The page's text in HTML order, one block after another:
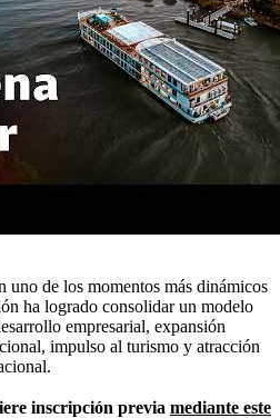
uno de los momentos más dinámicos
ha logrado consolidar un modelo
empresarial, expansión
impulso al turismo y atracción
inscripción previa mediante este